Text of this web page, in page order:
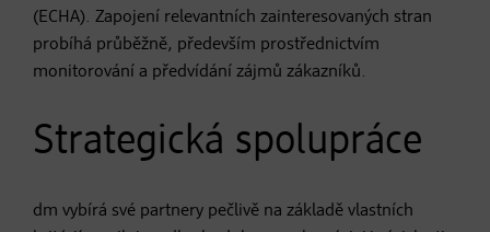
(ECHA). Zapojení relevantních zainteresovaných stran
probíhá průběžně, především prostřednictvím
monitorování a předvídání zájmů zákazníků.
Strategická spolupráce
dm vybírá své partnery pečlivě na základě vlastních